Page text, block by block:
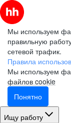
Мы используем
правильную
сетевой трафик.
Правила
Мы используем
файлов cookie
Понятно
Ищу работу